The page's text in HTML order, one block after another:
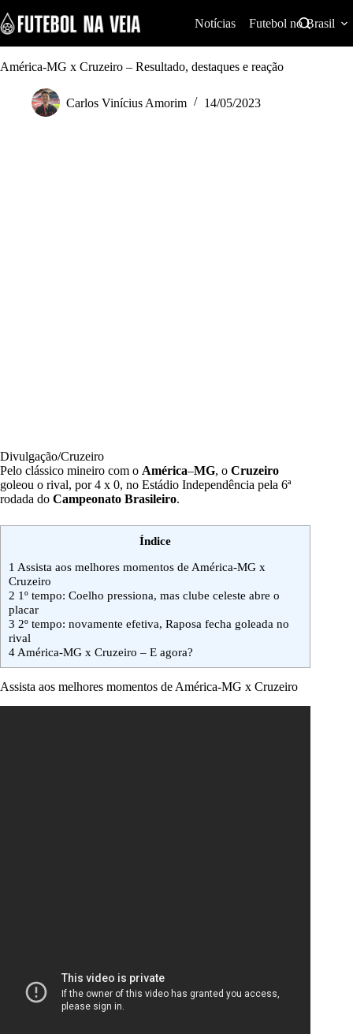
k
i
p
Notícias Futebol no Brasil
América-MG x Cruzeiro – Resultado, destaques e reação
Carlos Vinícius Amorim 14/05/2023
Divulgação/Cruzeiro
Pelo clássico mineiro com o América–MG, o Cruzeiro
goleou o rival, por 4 x 0, no Estádio Independência pela 6ª
rodada do Campeonato Brasileiro.
Índice
1 Assista aos melhores momentos de América-MG x
Cruzeiro
2 1º tempo: Coelho pressiona, mas clube celeste abre o
placar
3 2º tempo: novamente efetiva, Raposa fecha goleada no
rival
4América-MG x Cruzeiro – E agora?
Assista aos melhores momentos de América-MG x Cruzeiro